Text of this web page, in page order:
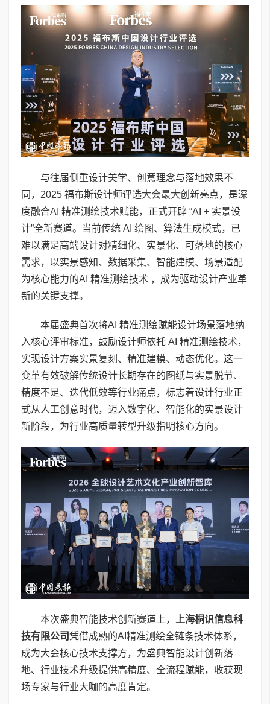
与往届侧重设计美学、创意理念与落地效果不
同，2025 福布斯设计师评选大会最大创新亮点，是深
度融合AI 精准测绘技术赋能，正式开辟 “AI + 实景设
计”全新赛道。当前传统 AI 绘图、算法生成模式，已
难以满足高端设计对精细化、实景化、可落地的核心
需求，以实景感知、数据采集、智能建模、场景适配
为核心能力的AI 精准测绘技术 ，成为驱动设计产业革
新的关键支撑。
本届盛典首次将AI 精准测绘赋能设计场景落地纳
入核心评审标准，鼓励设计师依托 AI 精准测绘技术，
实现设计方案实景复刻、精准建模、动态优化。这一
变革有效破解传统设计长期存在的图纸与实景脱节、
精度不足、迭代低效等行业痛点，标志着设计行业正
式从人工创意时代，迈入数字化、智能化的实景设计
新阶段，为行业高质量转型升级指明核心方向。
本次盛典智能技术创新赛道上，
上海桐识信息科
技有限公司凭借成熟的AI精准测绘全链条技术体系，
成为大会核心技术支撑方，为盛典智能设计创新落
地、行业技术升级提供高精度、全流程赋能，收获现
场专家与行业大咖的高度肯定。